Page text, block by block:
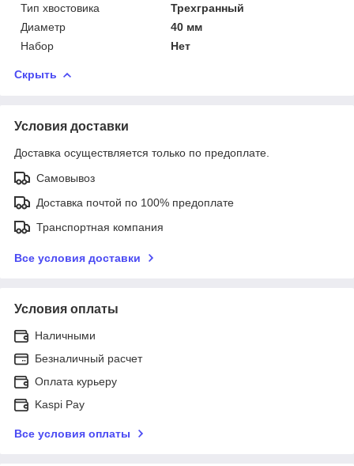
Тип хвостовика
Трехгранный
Диаметр
40 мм
Набор
Нет
Скрыть
Условия доставки
Доставка осуществляется только по предоплате.
Самовывоз
Доставка почтой по 100% предоплате
Транспортная компания
Все условия доставки
Условия оплаты
Наличными
Безналичный расчет
Оплата курьеру
Kaspi Pay
Все условия оплаты